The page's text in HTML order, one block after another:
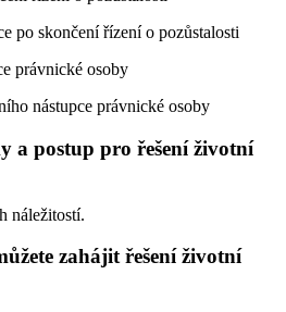
po skončení řízení o pozůstalosti
právnické osoby
nástupce právnické osoby
a postup pro řešení životní
náležitostí.
zahájit řešení životní